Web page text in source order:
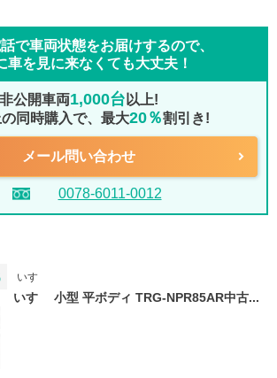
で車両状態をお届けするので、
車を見に来なくても大丈夫！
非公開車両1,000台 以上!
の同時購入で、最大20％割引き!
メール問い合わせ
0078-6011-0012
いすゞ
いすゞ 小型 平ボディ TRG-NPR85AR中古...